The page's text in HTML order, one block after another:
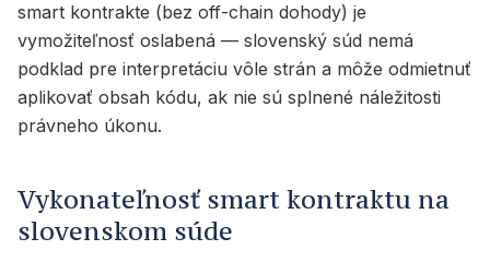
smart kontrakte (bez off-chain dohody) je
vymožiteľnosť oslabená — slovenský súd nemá
podklad pre interpretáciu vôle strán a môže odmietnuť
aplikovať obsah kódu, ak nie sú splnené náležitosti
právneho úkonu.
Vykonateľnosť smart kontraktu na
slovenskom súde